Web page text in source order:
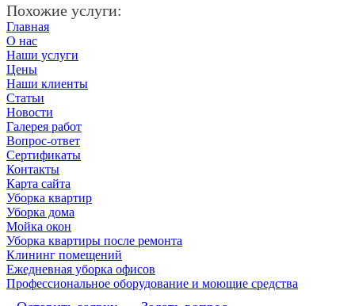
Похожие услуги:
Главная
О нас
Наши услуги
Цены
Наши клиенты
Статьи
Новости
Галерея работ
Вопрос-ответ
Сертификаты
Контакты
Карта сайта
Уборка квартир
Уборка дома
Мойка окон
Уборка квартиры после ремонта
Клининг помещений
Ежедневная уборка офисов
Профессиональное оборудование и моющие средства